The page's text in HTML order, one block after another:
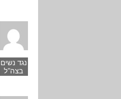
נגד נשים
בצה"ל